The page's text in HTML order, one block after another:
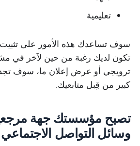
تعليمية
سوف تساعدك هذه الأمور على
تكون لديك رغبة من حين لآخر في
ترويجي أو عرض إعلان ما، سوف تجد
كبير من قِبل متابعيك.
تصبح مؤسستك جهة
وسائل التواصل الاجتماعي